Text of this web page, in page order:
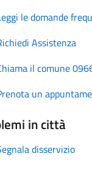
le domande
Assistenza
il comune
un
in città
disservizio